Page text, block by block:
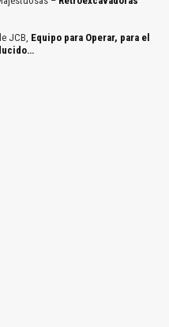
JCB, Equipo para Operar, para el